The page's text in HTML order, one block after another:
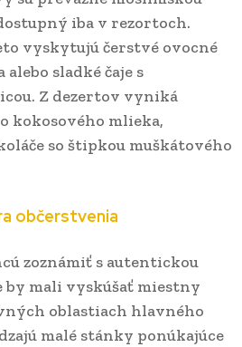
iba v rezortoch.
vyskytujú čerstvé ovocné
sladké čaje s
Z dezertov vyniká
kokosového mlieka,
so štipkou muškátového
občerstvenia
zoznámiť s autentickou
by mali vyskúšať miestny
oblastiach hlavného
malé stánky ponúkajúce